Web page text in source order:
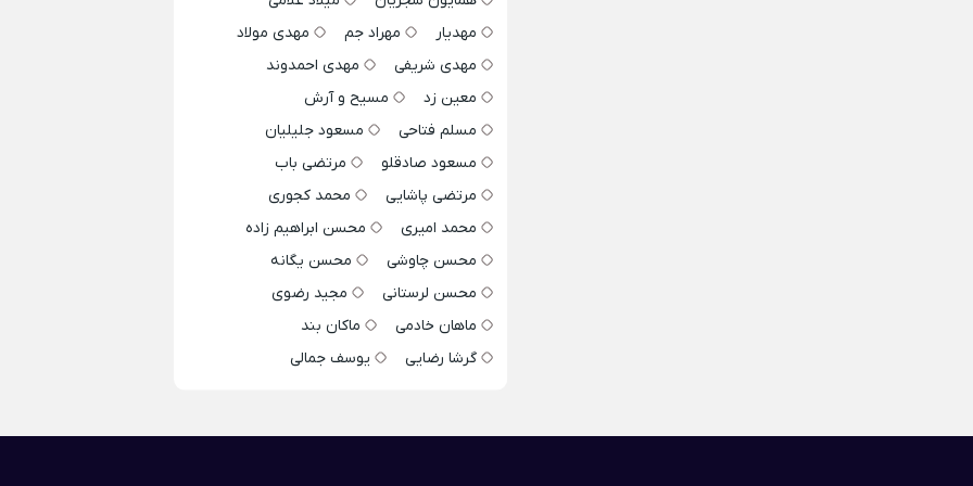
مهدیار
مهراد جم
مهدی مولاد
مهدی شریفی
مهدی احمدوند
معین زد
مسیح و آرش
مسلم فتاحی
مسعود جلیلیان
مسعود صادقلو
مرتضی باب
مرتضی پاشایی
محمد کجوری
محمد امیری
محسن ابراهیم زاده
محسن چاوشی
محسن یگانه
محسن لرستانی
مجید رضوی
ماهان خادمی
ماکان بند
گرشا رضایی
یوسف جمالی